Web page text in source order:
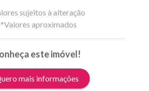
sujeitos à alteração
aproximados
este imóvel!
mais informações